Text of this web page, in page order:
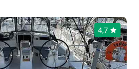
4,7